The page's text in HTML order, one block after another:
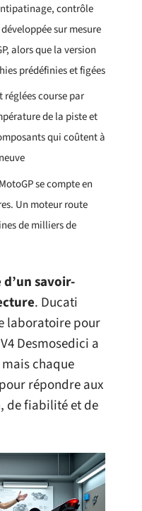
contrôle
sur mesure
alors que la version
prédéfinies et figées
réglées course par
de la piste et
qui coûtent à
se compte en
Un moteur route
de milliers de
savoir-
. Ducati
laboratoire pour
Desmosedici a
chaque
répondre aux
de fiabilité et de